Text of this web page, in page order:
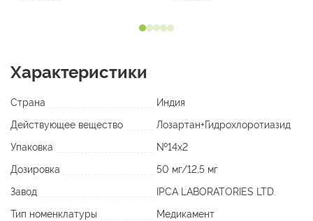
Характеристики
Страна
Индия
Действующее вещество
Лозартан+Гидрохлоротиазид
Упаковка
№14х2
Дозировка
50 мг/12,5 мг
Завод
IPCA LABORATORIES LTD.
Тип номенклатуры
Медикамент